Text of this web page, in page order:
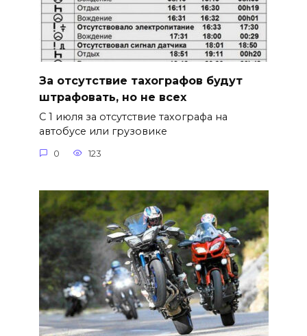
За отсутствие тахографов будут
штрафовать, но не всех
С 1 июля за отсутствие тахографа на
автобусе или грузовике
0 123